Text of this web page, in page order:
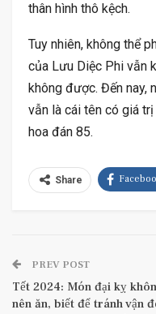
thân hình thô kệch.
Tuy nhiên, không thể
của Lưu Diệc Phi vẫn
không được. Đến nay,
vẫn là cái tên có giá
hoa đán 85.
Share
PREV POST
Tết 2024: Món đại kỵ
nên ăn, biết để tránh vận